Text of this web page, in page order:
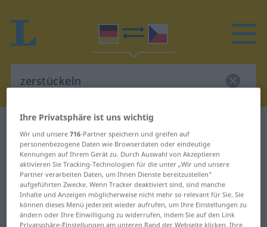
Deutsch-Tschechisch Wörterbuch
Deutsch-Tschechisch Übersetzung
für "zerstückeln"
"zerstückeln" Tschechisch
Übersetzung
Ihre Privatsphäre ist uns wichtig
Wir und unsere716-Partner speichern und greifen auf
personenbezogene Daten wie Browserdaten oder eindeutige
Kennungen auf Ihrem Gerät zu. Durch Auswahl von Akzeptieren
aktivieren Sie Tracking-Technologien für die unter „Wir und unsere
Partner verarbeiten Daten, um Ihnen Dienste bereitzustellen“
aufgeführten Zwecke. Wenn Tracker deaktiviert sind, sind manche
Inhalte und Anzeigen möglicherweise nicht mehr so relevant für Sie. Sie
können dieses Menü jederzeit wieder aufrufen, um Ihre Einstellungen zu
ändern oder Ihre Einwilligung zu widerrufen, indem Sie auf den Link
Privatsphäre-Einstellungen am unteren Rand der Webseite klicken. Ihre